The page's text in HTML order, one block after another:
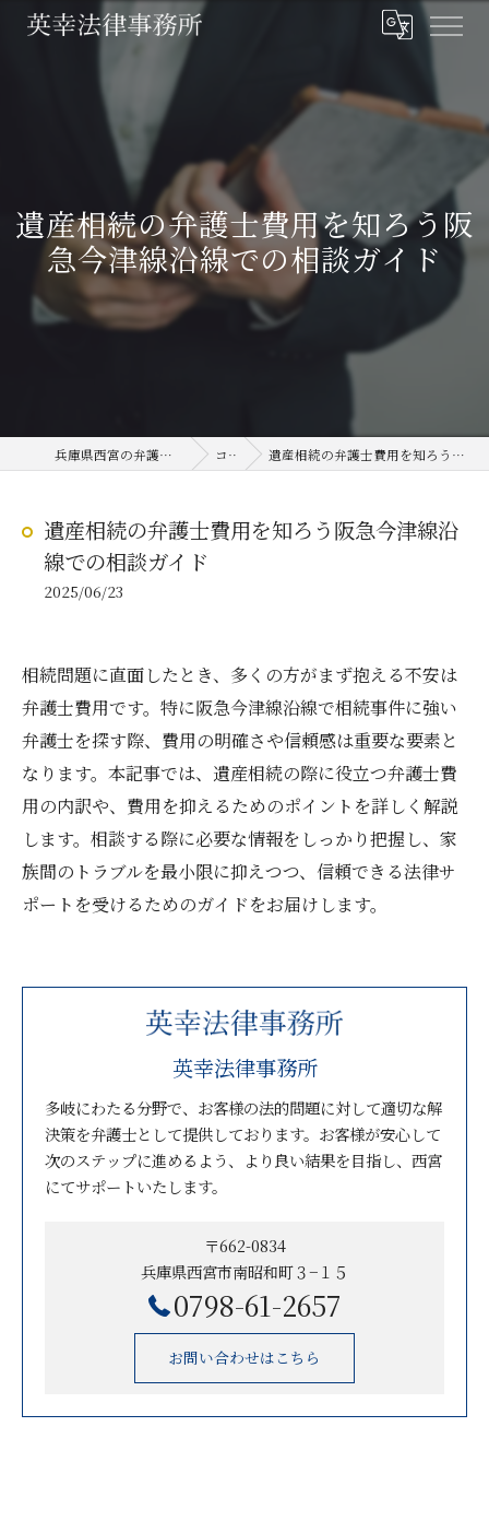
遺産相続の弁護士費用を知ろう阪
急今津線沿線での相談ガイド
兵庫県西宮の弁護士なら英幸法律事務所 コラム 遺産相続の弁護士費用を知ろう阪急今津線沿線での相談ガイド
遺産相続の弁護士費用を知ろう阪急今津線沿
線での相談ガイド
2025/06/23
相続問題に直面したとき、多くの方がまず抱える不安は
弁護士費用です。特に阪急今津線沿線で相続事件に強い
弁護士を探す際、費用の明確さや信頼感は重要な要素と
なります。本記事では、遺産相続の際に役立つ弁護士費
用の内訳や、費用を抑えるためのポイントを詳しく解説
します。相談する際に必要な情報をしっかり把握し、家
族間のトラブルを最小限に抑えつつ、信頼できる法律サ
ポートを受けるためのガイドをお届けします。
英幸法律事務所
多岐にわたる分野で、お客様の法的問題に対して適切な解
決策を弁護士として提供しております。お客様が安心して
次のステップに進めるよう、より良い結果を目指し、西宮
にてサポートいたします。
〒662-0834
兵庫県西宮市南昭和町３−１５
0798-61-2657
お問い合わせはこちら